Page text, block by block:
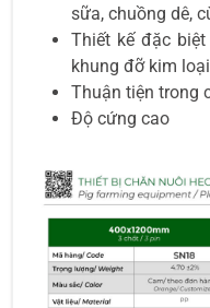
sữa, chuồng dê,
Thiết kế đặc
khung đỡ kim
Thuận tiện trong
Độ cứng cao